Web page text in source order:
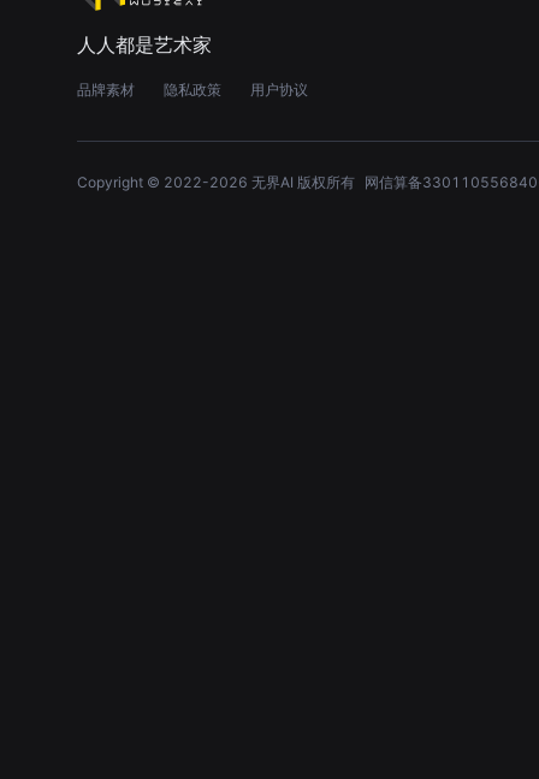
人人都是艺术家
品牌素材 隐私政策 用户协议
Copyright © 2022-2026 无界AI 版权所有 网信算备